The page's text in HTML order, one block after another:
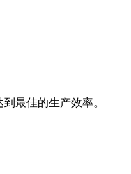
最佳的生产效率。